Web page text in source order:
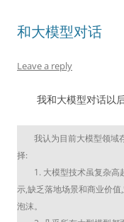
和大模型对话
Leave a reply
我和大模型对话以后
我认为目前大模型领域
择:
1. 大模型技术虽复杂高
示,缺乏落地场景和商业价
泡沫。